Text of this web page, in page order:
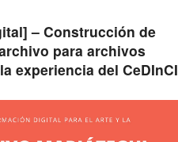
– Construcción de
para archivos
experiencia del CeDInCI